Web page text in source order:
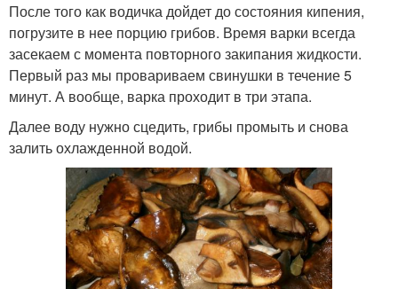
После того как водичка дойдет до состояния кипения,
погрузите в нее порцию грибов. Время варки всегда
засекаем с момента повторного закипания жидкости.
Первый раз мы провариваем свинушки в течение 5
минут. А вообще, варка проходит в три этапа.
Далее воду нужно сцедить, грибы промыть и снова
залить охлажденной водой.